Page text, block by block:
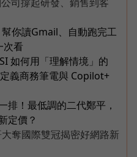
你讀Gmail、自動跑完工
次看
如何用「理解情境」的
義商務筆電與 Copilot+
排！最低調的二代鄭平，
定價？
奪國際雙冠揭密好網路新